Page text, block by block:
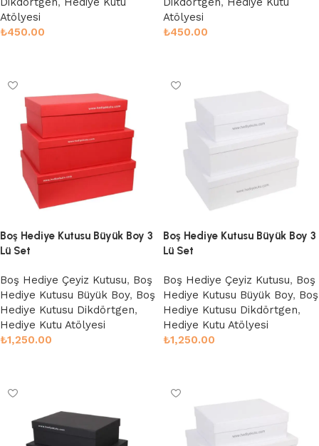
Atölyesi
₺450.00
Atölyesi
₺450.00
Boş Hediye Kutusu Büyük Boy 3
Lü Set
Boş Hediye Çeyiz Kutusu, Boş
Hediye Kutusu Büyük Boy, Boş
Hediye Kutusu Dikdörtgen,
Hediye Kutu Atölyesi
₺1,250.00
Boş Hediye Kutusu Büyük Boy 3
Lü Set
Boş Hediye Çeyiz Kutusu, Boş
Hediye Kutusu Büyük Boy, Boş
Hediye Kutusu Dikdörtgen,
Hediye Kutu Atölyesi
₺1,250.00